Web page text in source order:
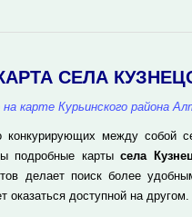
СЕЛА
на карте Курьинского района
конкурирующих между собой
подробные карты села
делает поиск более
оказаться доступной на другом.